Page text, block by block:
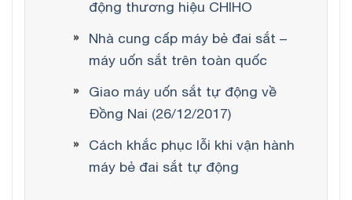
động thương hiệu CHIHO
Nhà cung cấp máy bẻ đai sắt –
máy uốn sắt trên toàn quốc
Giao máy uốn sắt tự động về
Đồng Nai (26/12/2017)
Cách khắc phục lỗi khi vận hành
máy bẻ đai sắt tự động